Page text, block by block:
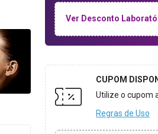
Ver Desconto
CUPOM
Utilize o cupom
Regras de Uso